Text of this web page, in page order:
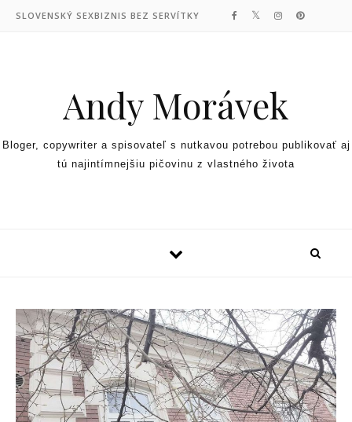
Skip to content
SLOVENSKÝ SEXBIZNIS BEZ SERVÍTKY
Andy Morávek
Bloger, copywriter a spisovateľ s nutkavou potrebou publikovať aj
tú najintímnejšiu pičovinu z vlastného života